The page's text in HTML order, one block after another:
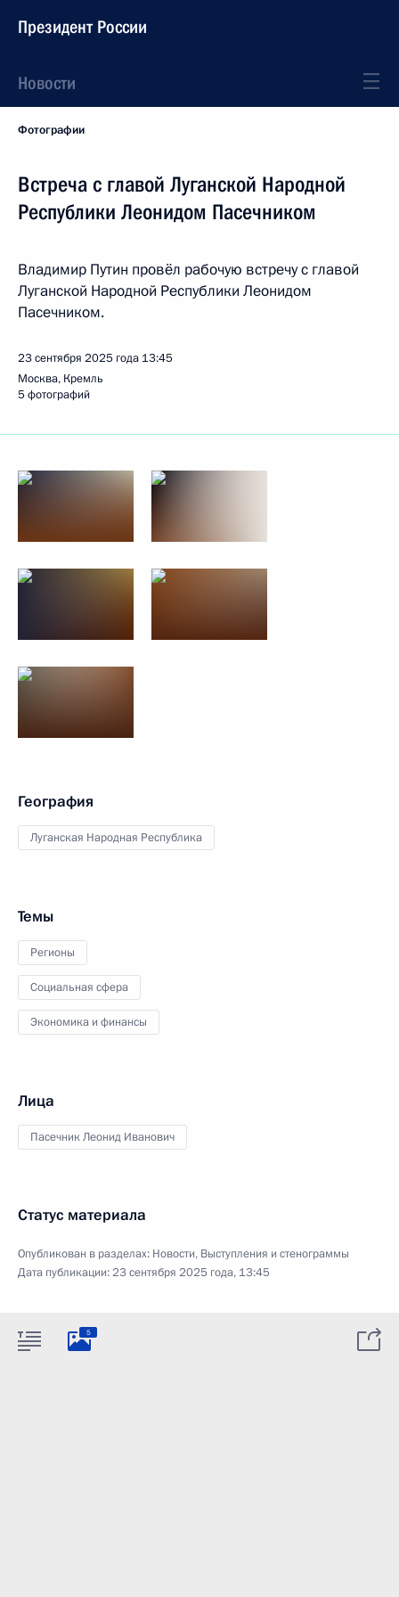
Президент России
Новости
Фотографии
Встреча с главой Луганской Народной
Республики Леонидом Пасечником
Владимир Путин провёл рабочую встречу с главой
Луганской Народной Республики Леонидом
Пасечником.
23 сентября 2025 года 13:45
Москва, Кремль
5 фотографий
География
Луганская Народная Республика
Темы
Регионы
Социальная сфера
Экономика и финансы
Лица
Пасечник Леонид Иванович
Статус материала
Опубликован в разделах: Новости, Выступления и стенограммы
Дата публикации:23 сентября 2025 года, 13:45
5